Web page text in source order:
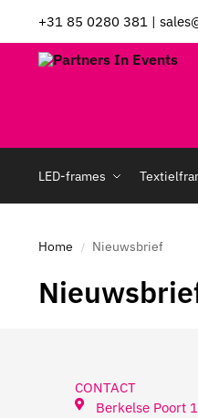
+31 85 0280 381 |
LED-frames
Home / Nieuwsbrief
CONTACT
Berkelse Poort